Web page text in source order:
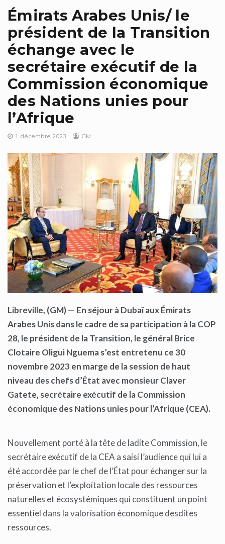
Émirats Arabes Unis/ le
président de la Transition
échange avec le
secrétaire exécutif de la
Commission économique
des Nations unies pour
l’Afrique
1 décembre 2023 GM
Libreville, (GM) — En séjour à Dubaï aux Émirats
Arabes Unis dans le cadre de sa participation à la COP
28, le président de la Transition, le général Brice
Clotaire Oligui Nguema s’est entretenu ce 30
novembre 2023 en marge de la session de haut
niveau des chefs d’État avec monsieur Claver
Gatete, secrétaire exécutif de la Commission
économique des Nations unies pour l’Afrique (CEA).
Nouvellement porté à la tête de ladite Commission, le
secrétaire exécutif de la CEA a saisi l’audience qui lui a
été accordée par le chef de l’État pour échanger sur la
préservation et l’exploitation locale des ressources
naturelles et écosystémiques qui constituent un point
essentiel dans la valorisation économique desdites
ressources.